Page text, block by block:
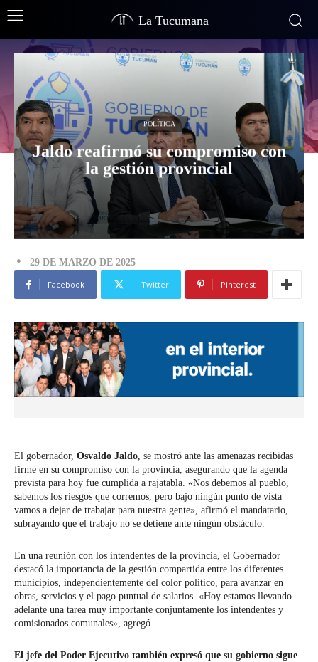
La Tucumana
POLÍTICA
Jaldo reafirmó su compromiso con
la gestión provincial
29 DE MARZO DE 2025
Facebook Twitter Pinterest
El gobernador, Osvaldo Jaldo, se mostró ante las amenazas recibidas
firme en su compromiso con la provincia, asegurando que la agenda
prevista para hoy fue cumplida a rajatabla. «Nos debemos al pueblo,
sabemos los riesgos que corremos, pero bajo ningún punto de vista
vamos a dejar de trabajar para nuestra gente», afirmó el mandatario,
subrayando que el trabajo no se detiene ante ningún obstáculo.
En una reunión con los intendentes de la provincia, el Gobernador
destacó la importancia de la gestión compartida entre los diferentes
municipios, independientemente del color político, para avanzar en
obras, servicios y el pago puntual de salarios. «Hoy estamos llevando
adelante una tarea muy importante conjuntamente los intendentes y
comisionados comunales», agregó.
El jefe del Poder Ejecutivo también expresó que su gobierno sigue